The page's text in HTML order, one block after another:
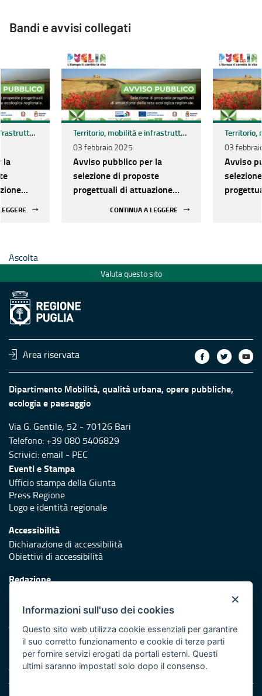
Bandi e avvisi collegati
Territorio, mobilità e infrastrutture
la
Territorio, mobilità e infrastrutture
03 febbraio 2025
Avviso pubblico per la
selezione di proposte
progettuali di attuazione
CONTINUA A LEGGERE
03
Avviso
Ascolta
Valuta questo sito
Area riservata
Dipartimento Mobilità, qualità urbana, opere pubbliche,
ecologia e paesaggio
Via G. Gentile, 52 - 70126 Bari
Telefono: +39 080 5406829
Scrivici:email - PEC
Eventi e Stampa
Ufficio stampa della Giunta
Press Regione
Logo e identità regionale
Accessibilità
Dichiarazione di accessibilità
Obiettivi di accessibilità
Redazione
Protezione civile
Vai al sito di Protezione Civile Puglia
Iniziativa finanziata con risorse del POR Puglia 2014/2020 -
Asse XI
×
Informazioni sull'uso dei cookies
Questo sito web utilizza cookie essenziali per garantire
il suo corretto funzionamento e cookie di terze parti
per fornire servizi erogati da portali esterni. Questi
ultimi saranno impostati solo dopo il consenso.